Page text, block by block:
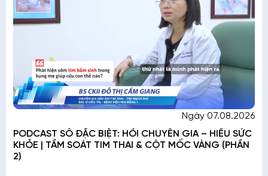
Ngày 07.08.2026
PODCAST SỐ ĐẶC BIỆT: HỎI CHUYÊN GIA – HIỂU SỨC
KHỎE | TẦM SOÁT TIM THAI & CỘT MỐC VÀNG (PHẦN
2)